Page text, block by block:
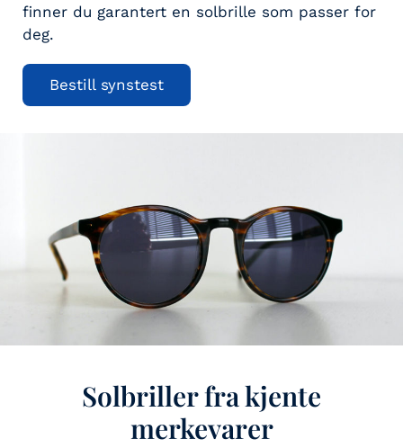
finner du garantert en solbrille som passer for
deg.
Bestill synstest
Solbriller fra kjente
merkevarer